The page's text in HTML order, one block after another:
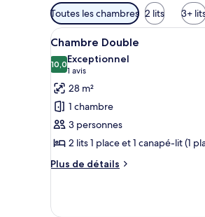
Filtres
disponibles
pour
les
chambres
Toutes les chambres 2 lits 3+
Afficher
toutes
les
photos
pour
ce
type
de
chambre :
5
Chambre Double
10,010,0 sur 10
Exceptionnel
1 avis
(1 avis)
28 m²
1 chambre
3 personnes
2 lits 1 place et 1 canapé-lit (1
Plus de détails
Plus
le